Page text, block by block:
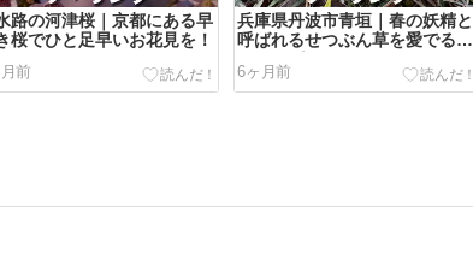
路の河津桜｜京都にある早
桜でひと足早いお花見を！
前
兵庫県丹波市青垣｜春の妖精と
呼ばれるせつぶん草を愛でるツ
ーリング
6ヶ月前